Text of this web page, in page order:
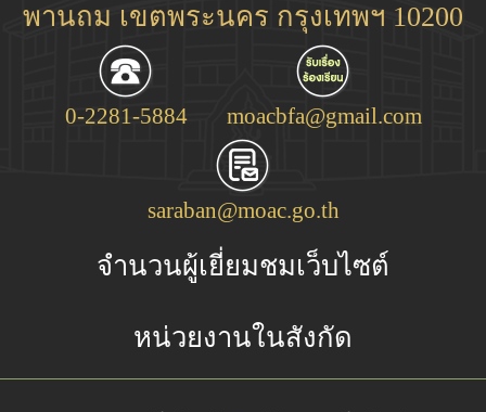
พานถม เขตพระนคร กรุงเทพฯ 10200
0-2281-5884 moacbfa@gmail.com
saraban@moac.go.th
จำนวนผู้เยี่ยมชมเว็บไซต์
หน่วยงานในสังกัด